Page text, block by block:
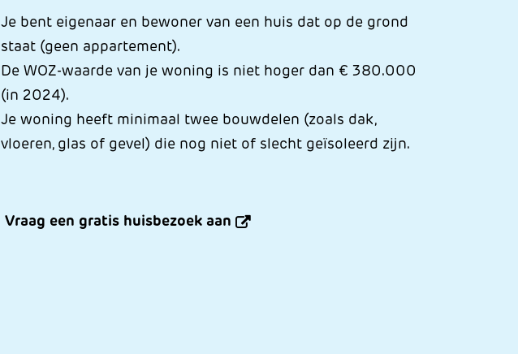
Je bent eigenaar en bewoner van een huis dat op de grond
staat (geen appartement).
De WOZ-waarde van je woning is niet hoger dan € 380.000
(in 2024).
Je woning heeft minimaal twee bouwdelen (zoals dak,
vloeren, glas of gevel) die nog niet of slecht geïsoleerd zijn.
Vraag een gratis huisbezoek aan